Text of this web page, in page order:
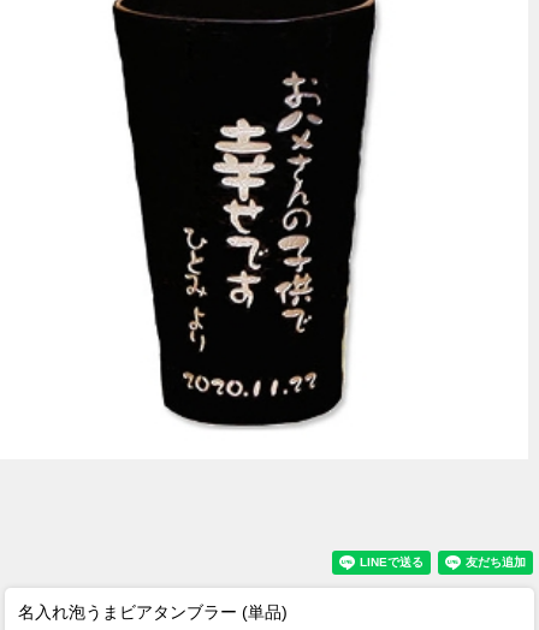
名入れ泡うまビアタンブラー (単品)